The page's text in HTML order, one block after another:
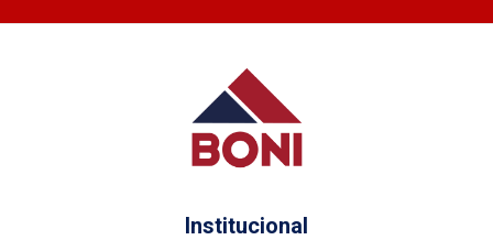
Institucional